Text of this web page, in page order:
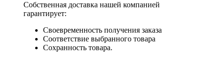
Собственная доставка нашей компанией
гарантирует:
Своевременность получения заказа
Соответствие выбранного товара
Сохранность товара.